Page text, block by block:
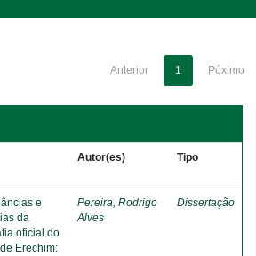
Anterior 1 Póximo
Autor(es) Tipo
e
da
oficial do
Erechim:
Pereira, Rodrigo
Alves
Dissertação